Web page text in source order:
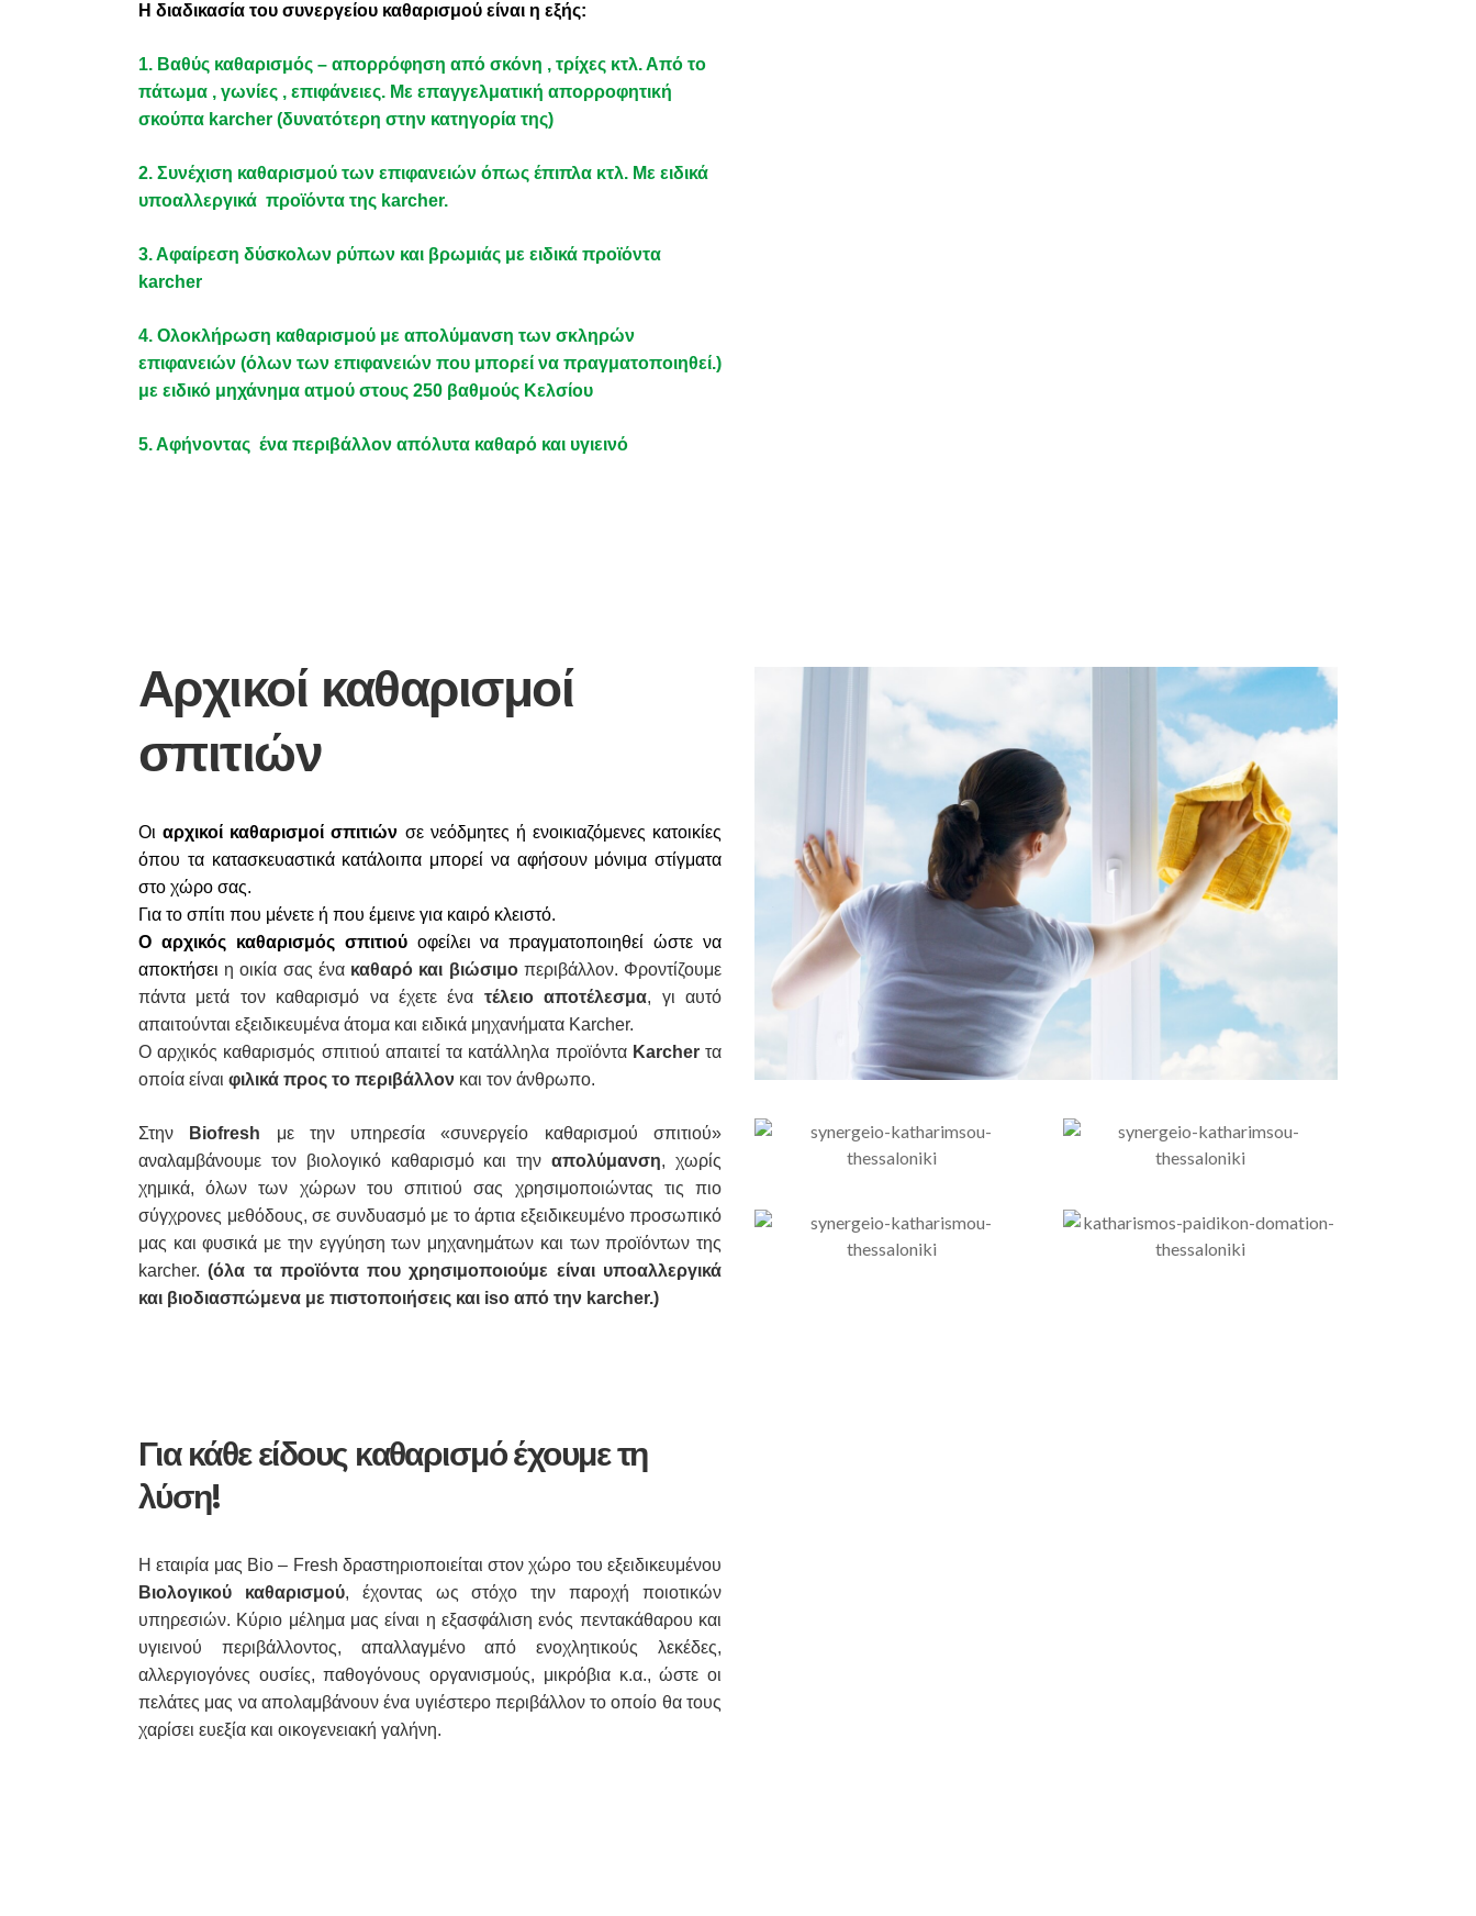
Η διαδικασία του συνεργείου καθαρισμού είναι η εξής:
1. Βαθύς καθαρισμός – απορρόφηση από σκόνη , τρίχες κτλ. Από το
πάτωμα , γωνίες , επιφάνειες. Με επαγγελματική απορροφητική
σκούπα karcher (δυνατότερη στην κατηγορία της)
2. Συνέχιση καθαρισμού των επιφανειών όπως έπιπλα κτλ. Με ειδικά
υποαλλεργικά προϊόντα της karcher.
3. Aφαίρεση δύσκολων ρύπων και βρωμιάς με ειδικά προϊόντα
karcher
4. Ολοκλήρωση καθαρισμού με απολύμανση των σκληρών
επιφανειών (όλων των επιφανειών που μπορεί να πραγματοποιηθεί.)
με ειδικό μηχάνημα ατμού στους 250 βαθμούς Κελσίου
5. Αφήνοντας ένα περιβάλλον απόλυτα καθαρό και υγιεινό
Αρχικοί καθαρισμοί
σπιτιών
Οιαρχικοί καθαρισμοί σπιτιών σε νεόδμητες ή ενοικιαζόμενες κατοικίες
όπου τα κατασκευαστικά κατάλοιπα μπορεί να αφήσουν μόνιμα στίγματα
στο χώρο σας.
Για το σπίτι που μένετε ή που έμεινε για καιρό κλειστό.
O αρχικός καθαρισμός σπιτιούοφείλει να πραγματοποιηθεί ώστε να
αποκτήσει η οικία σας ένα καθαρό και βιώσιμοπεριβάλλον. Φροντίζουμε
πάντα μετά τον καθαρισμό να έχετε ένα τέλειο αποτέλεσμα, γι αυτό
απαιτούνται εξειδικευμένα άτομα και ειδικά μηχανήματα Karcher.
Ο αρχικός καθαρισμός σπιτιού απαιτεί τα κατάλληλα προϊόντα Karcherτα
οποία είναι φιλικά προς το περιβάλλον και τον άνθρωπο.
Στην Biofresh με την υπηρεσία «συνεργείο καθαρισμού σπιτιού»
αναλαμβάνουμε τον βιολογικό καθαρισμό και τηναπολύμανση, χωρίς
χημικά, όλων των χώρων του σπιτιού σας χρησιμοποιώντας τις πιο
σύγχρονες μεθόδους, σε συνδυασμό με το άρτια εξειδικευμένο προσωπικό
μας και φυσικά με την εγγύηση των μηχανημάτων και των προϊόντων της
karcher. (όλα τα προϊόντα που χρησιμοποιούμε είναι υποαλλεργικά
και βιοδιασπώμενα με πιστοποιήσεις και iso από την karcher.)
Για κάθε είδους καθαρισμό έχουμε τη
λύση!
Η εταιρία μας Bio – Fresh δραστηριοποιείται στον χώρο του εξειδικευμένου
Βιολογικού καθαρισμού, έχοντας ως στόχο την παροχή ποιοτικών
υπηρεσιών. Κύριο μέλημα μας είναι η εξασφάλιση ενός πεντακάθαρου και
υγιεινού περιβάλλοντος, απαλλαγμένο από ενοχλητικούς λεκέδες,
αλλεργιογόνες ουσίες, παθογόνους οργανισμούς, μικρόβια κ.α., ώστε οι
πελάτες μας να απολαμβάνουν ένα υγιέστερο περιβάλλον το οποίο θα τους
χαρίσει ευεξία και οικογενειακή γαλήνη.